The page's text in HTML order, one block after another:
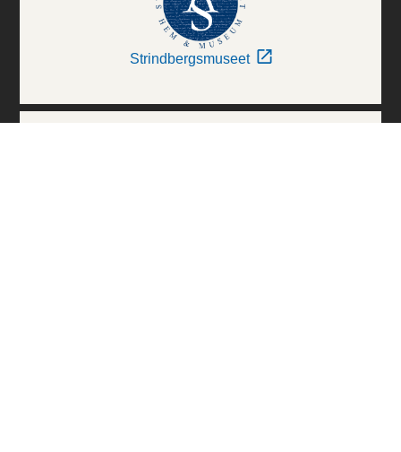
Strindbergsmuseet